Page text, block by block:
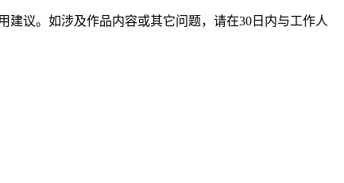
议。如涉及作品内容或其它问题，请在30日内与工作人